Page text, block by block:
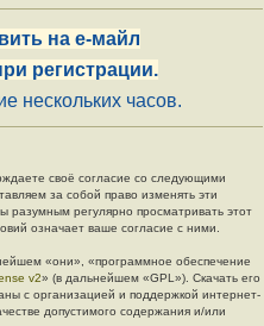
на е-майл
регистрации.
нескольких часов.
своё согласие со следующими
за собой право изменять эти
регулярно просматривать этот
означает ваше согласие с ними.
«они», «программное обеспечение
v2» (в дальнейшем «GPL»). Скачать его
с организацией и поддержкой интернет-
допустимого содержания и/или